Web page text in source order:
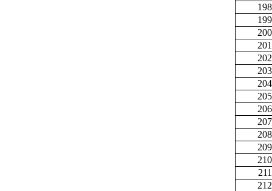
198
199
200
201
202
203
204
205
206
207
208
209
210
211
212